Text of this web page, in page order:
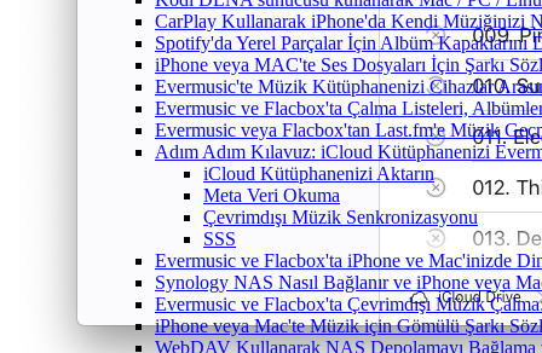
CarPlay Kullanarak iPhone'da Kendi Müziğinizi
Spotify'da Yerel Parçalar İçin Albüm Kapaklarını
iPhone veya MAC'te Ses Dosyaları İçin Şarkı
Evermusic'te Müzik Kütüphanenizi Cihazlar
Evermusic ve Flacbox'ta Çalma Listeleri,
Evermusic veya Flacbox'tan Last.fm'e Müzik
Adım Adım Kılavuz: iCloud Kütüphanenizi
iCloud Kütüphanenizi Aktarın
Meta Veri Okuma
Çevrimdışı Müzik Senkronizasyonu
SSS
Evermusic ve Flacbox'ta iPhone ve Mac'inizde
Synology NAS Nasıl Bağlanır ve iPhone veya
Evermusic ve Flacbox'ta Çevrimdışı Müzik
iPhone veya Mac'te Müzik için Gömülü Şarkı
WebDAV Kullanarak NAS Depolamayı